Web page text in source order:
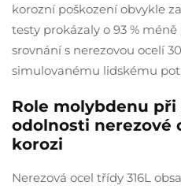
korozní poškození obvykle
testy prokázaly o 93 %
srovnání s nerezovou ocelí
simulovanému lidskému
Role molybdenu při
odolnosti nerezové
korozi
Nerezová ocel třídy 316L